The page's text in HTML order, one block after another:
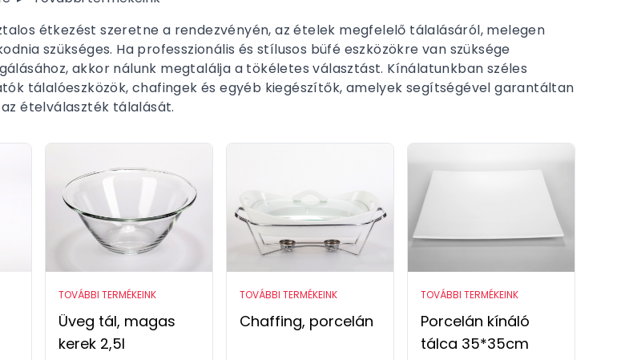
étkezést szeretne a rendezvényén, az ételek megfelelő tálalásáról, melegen
szükséges. Ha professzionális és stílusos büfé eszközökre van szüksége
akkor nálunk megtalálja a tökéletes választást. Kínálatunkban széles
tálalóeszközök, chafingek és egyéb kiegészítők, amelyek segítségével garantáltan
ételválaszték tálalását.
TOVÁBBI TERMÉKEINK
Üveg tál, magas
kerek 2,5l
TOVÁBBI TERMÉKEINK
Chaffing, porcelán
TOVÁBBI TERMÉKEINK
Porcelán kínáló
tálca 35*35cm